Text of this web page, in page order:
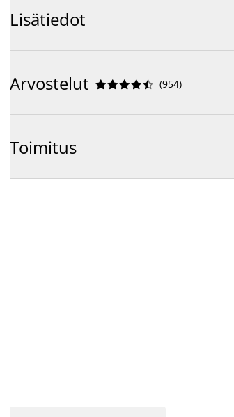
Lisätiedot
Arvostelut 




 (954)
Toimitus